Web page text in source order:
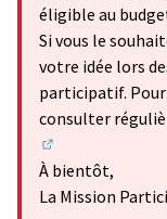
éligible au
Si vous le
votre idée lors
participatif. Pour
consulter
(S'ouvre dans un
À bientôt,
La Mission